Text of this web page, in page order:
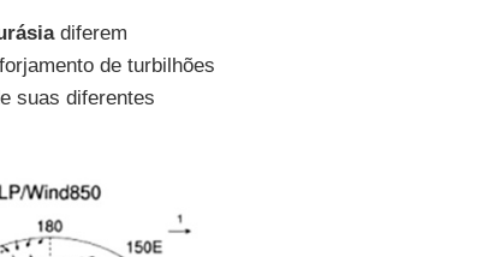
diferem
de turbilhões
suas diferentes